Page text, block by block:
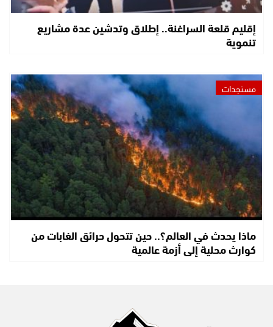
إقليم قلعة السراغنة.. إطلاق وتدشين عدة مشاريع
تنموية
مستجدات
ماذا يحدث في العالم؟.. حين تتحول حرائق الغابات من
كوارث محلية إلى أزمة عالمية